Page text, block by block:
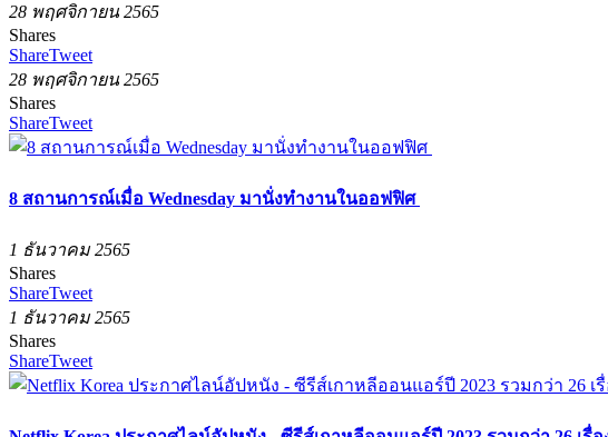
28 พฤศจิกายน 2565
Shares
ShareTweet
28 พฤศจิกายน 2565
Shares
ShareTweet
8 สถานการณ์เมื่อ Wednesday มานั่งทำงานในออฟฟิศ
1 ธันวาคม 2565
Shares
ShareTweet
1 ธันวาคม 2565
Shares
ShareTweet